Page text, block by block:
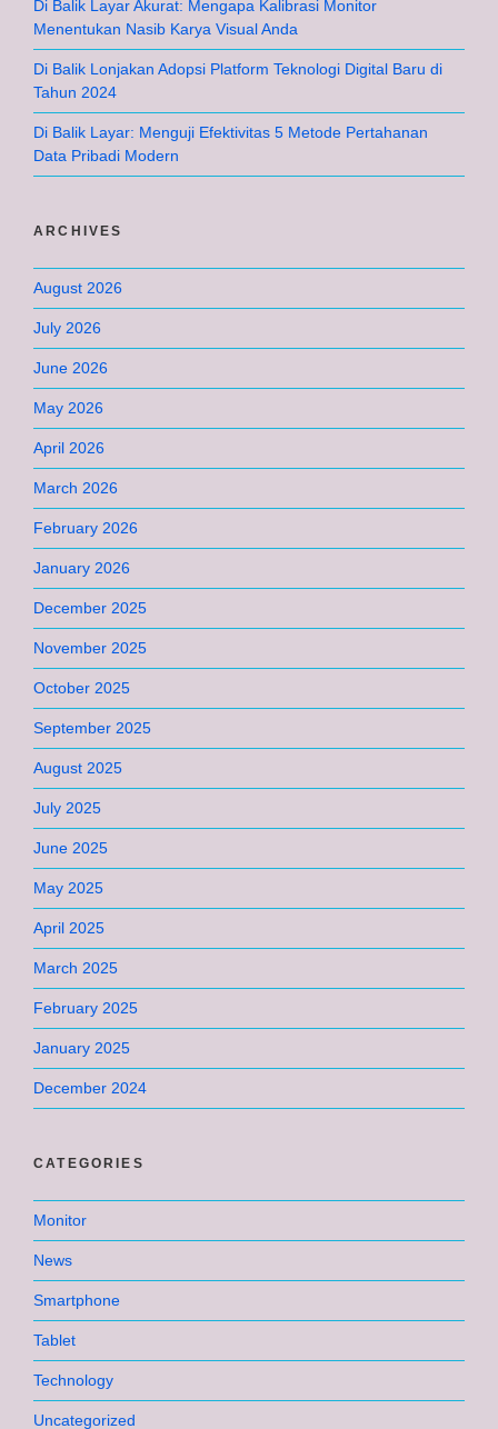
Di Balik Layar Akurat: Mengapa Kalibrasi Monitor
Menentukan Nasib Karya Visual Anda
Di Balik Lonjakan Adopsi Platform Teknologi Digital Baru di
Tahun 2024
Di Balik Layar: Menguji Efektivitas 5 Metode Pertahanan
Data Pribadi Modern
ARCHIVES
August 2026
July 2026
June 2026
May 2026
April 2026
March 2026
February 2026
January 2026
December 2025
November 2025
October 2025
September 2025
August 2025
July 2025
June 2025
May 2025
April 2025
March 2025
February 2025
January 2025
December 2024
CATEGORIES
Monitor
News
Smartphone
Tablet
Technology
Uncategorized